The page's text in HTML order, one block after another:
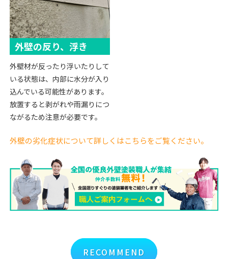
外壁の反り、浮き
外壁材が反ったり浮いたりして
いる状態は、内部に水分が入り
込んでいる可能性があります。
放置すると剥がれや雨漏りにつ
ながるため注意が必要です。
外壁の劣化症状について詳しくはこちらをご覧ください。
RECOMMEND